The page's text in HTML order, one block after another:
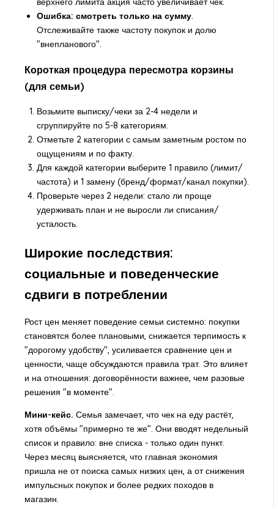
Ошибка: смотреть только на сумму.
Отслеживайте также частоту покупок и долю
"внепланового".
Короткая процедура пересмотра корзины
(для семьи)
Возьмите выписку/чеки за 2-4 недели и
сгруппируйте по 5-8 категориям.
Отметьте 2 категории с самым заметным ростом по
ощущениям и по факту.
Для каждой категории выберите 1 правило (лимит/
частота) и 1 замену (бренд/формат/канал покупки).
Проверьте через 2 недели: стало ли проще
удерживать план и не выросли ли списания/
усталость.
Широкие последствия:
социальные и поведенческие
сдвиги в потреблении
Рост цен меняет поведение семьи системно: покупки
становятся более плановыми, снижается терпимость к
"дорогому удобству", усиливается сравнение цен и
ценности, чаще обсуждаются правила трат. Это влияет
и на отношения: договорённости важнее, чем разовые
решения "в моменте".
Мини-кейс. Семья замечает, что чек на еду растёт,
хотя объёмы "примерно те же". Они вводят недельный
список и правило: вне списка - только один пункт.
Через месяц выясняется, что главная экономия
пришла не от поиска самых низких цен, а от снижения
импульсных покупок и более редких походов в
магазин.